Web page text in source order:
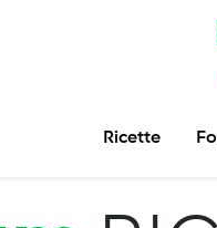
Ricette